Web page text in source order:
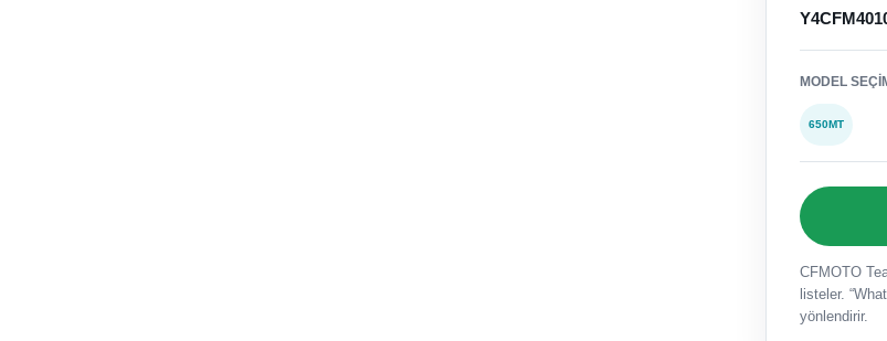
MODEL
650MT
CFMOTO
listeler.
yönlendirir.